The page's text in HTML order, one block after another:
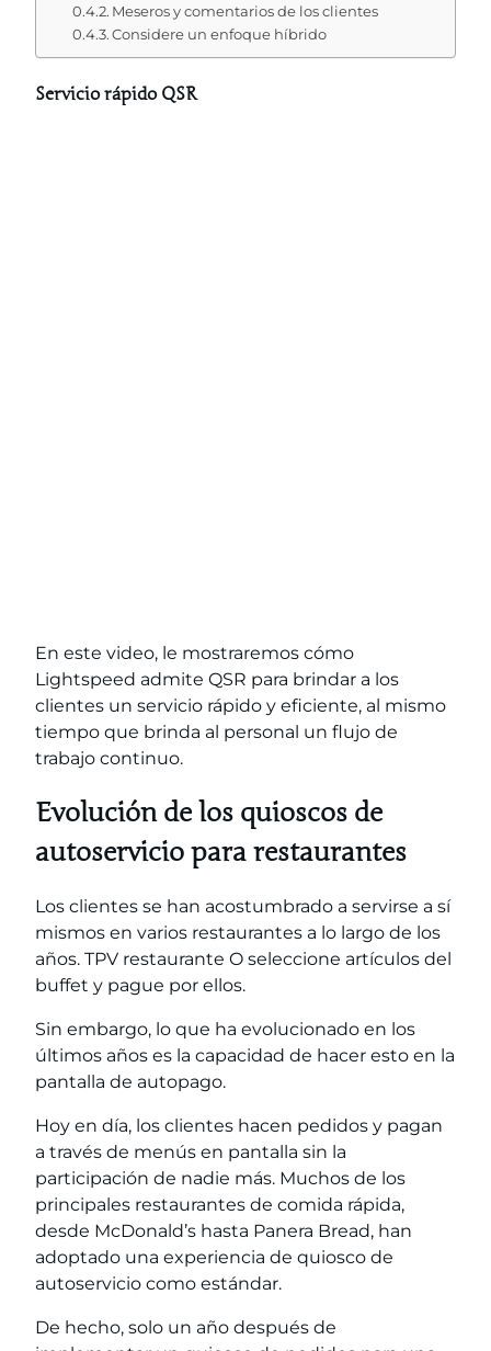
Meseros y comentarios de los clientes
Considere un enfoque híbrido
Servicio rápido QSR
En este video, le mostraremos cómo
Lightspeed admite QSR para brindar a los
clientes un servicio rápido y eficiente, al mismo
tiempo que brinda al personal un flujo de
trabajo continuo.
Evolución de los quioscos de
autoservicio para restaurantes
Los clientes se han acostumbrado a servirse a sí
mismos en varios restaurantes a lo largo de los
años. TPV restaurante O seleccione artículos del
buffet y pague por ellos.
Sin embargo, lo que ha evolucionado en los
últimos años es la capacidad de hacer esto en la
pantalla de autopago.
Hoy en día, los clientes hacen pedidos y pagan
a través de menús en pantalla sin la
participación de nadie más. Muchos de los
principales restaurantes de comida rápida,
desde McDonald’s hasta Panera Bread, han
adoptado una experiencia de quiosco de
autoservicio como estándar.
De hecho, solo un año después de